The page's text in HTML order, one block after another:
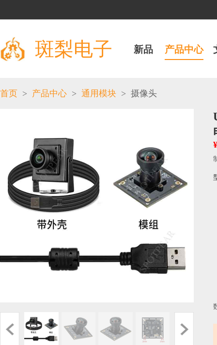
斑梨电子 新品 产品中心
首页 > 产品中心 > 通用模块 > 摄像头